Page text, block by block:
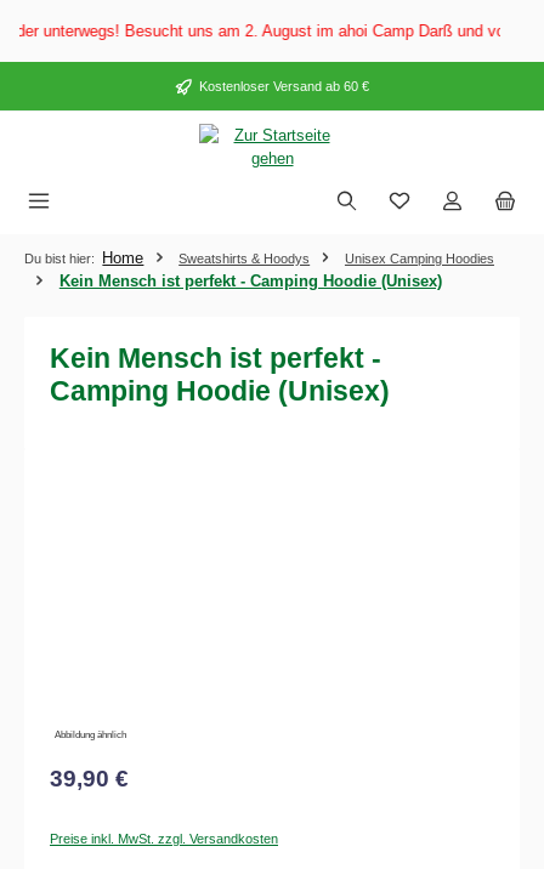
springen
unterwegs! Besucht uns am 2. August im ahoi Camp Darß und vom 3.
Kostenloser Versand ab 60 €
Du bist hier: Home Sweatshirts & Hoodys Unisex Camping Hoodies
Kein Mensch ist perfekt - Camping Hoodie (Unisex)
Kein Mensch ist perfekt -
Camping Hoodie (Unisex)
Abbildung ähnlich
39,90 €
Preise inkl. MwSt. zzgl. Versandkosten